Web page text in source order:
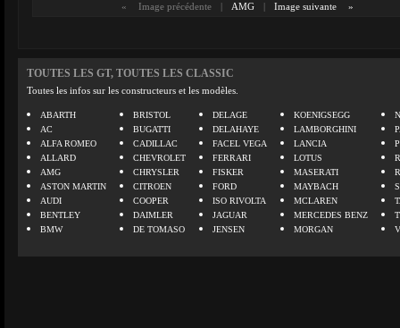
« Image précédente | AMG | Image suivante »
TOUTES LES GT, TOUTES LES CLASSIC
Toutes les infos sur les constructeurs et les modèles.
ABARTH
AC
ALFA ROMEO
ALLARD
AMG
ASTON MARTIN
AUDI
BENTLEY
BMW
BRISTOL
BUGATTI
CADILLAC
CHEVROLET
CHRYSLER
CITROEN
COOPER
DAIMLER
DE TOMASO
DELAGE
DELAHAYE
FACEL VEGA
FERRARI
FISKER
FORD
ISO RIVOLTA
JAGUAR
JENSEN
KOENIGSEGG
LAMBORGHINI
LANCIA
LOTUS
MASERATI
MAYBACH
MCLAREN
MERCEDES BENZ
MORGAN